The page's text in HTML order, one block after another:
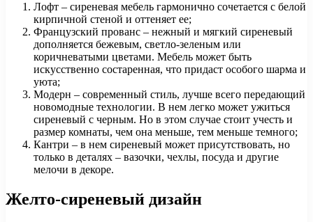
Лофт – сиреневая мебель гармонично сочетается с белой
кирпичной стеной и оттеняет ее;
Французский прованс – нежный и мягкий сиреневый
дополняется бежевым, светло-зеленым или
коричневатыми цветами. Мебель может быть
искусственно состаренная, что придаст особого шарма и
уюта;
Модерн – современный стиль, лучше всего передающий
новомодные технологии. В нем легко может ужиться
сиреневый с черным. Но в этом случае стоит учесть и
размер комнаты, чем она меньше, тем меньше темного;
Кантри – в нем сиреневый может присутствовать, но
только в деталях – вазочки, чехлы, посуда и другие
мелочи в декоре.
Желто-сиреневый дизайн